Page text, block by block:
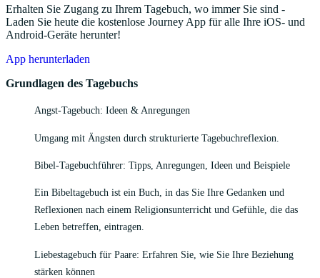
Erhalten Sie Zugang zu Ihrem Tagebuch, wo immer Sie sind -
Laden Sie heute die kostenlose Journey App für alle Ihre iOS- und
Android-Geräte herunter!
App herunterladen
Grundlagen des Tagebuchs
Angst-Tagebuch: Ideen & Anregungen
Umgang mit Ängsten durch strukturierte Tagebuchreflexion.
Bibel-Tagebuchführer: Tipps, Anregungen, Ideen und Beispiele
Ein Bibeltagebuch ist ein Buch, in das Sie Ihre Gedanken und
Reflexionen nach einem Religionsunterricht und Gefühle, die das
Leben betreffen, eintragen.
Liebestagebuch für Paare: Erfahren Sie, wie Sie Ihre Beziehung
stärken können